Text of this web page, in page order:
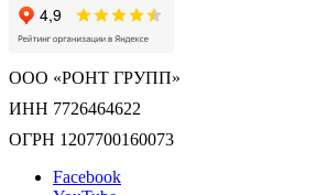
ООО «РОНТ ГРУПП»
ИНН 7726464622
ОГРН 1207700160073
Facebook